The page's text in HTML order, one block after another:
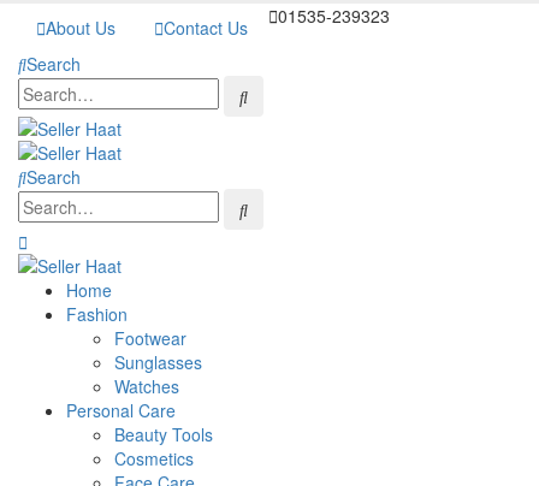
About Us Contact Us
01535-239323
Search
Search
Home
Fashion
Footwear
Sunglasses
Watches
Personal Care
Beauty Tools
Cosmetics